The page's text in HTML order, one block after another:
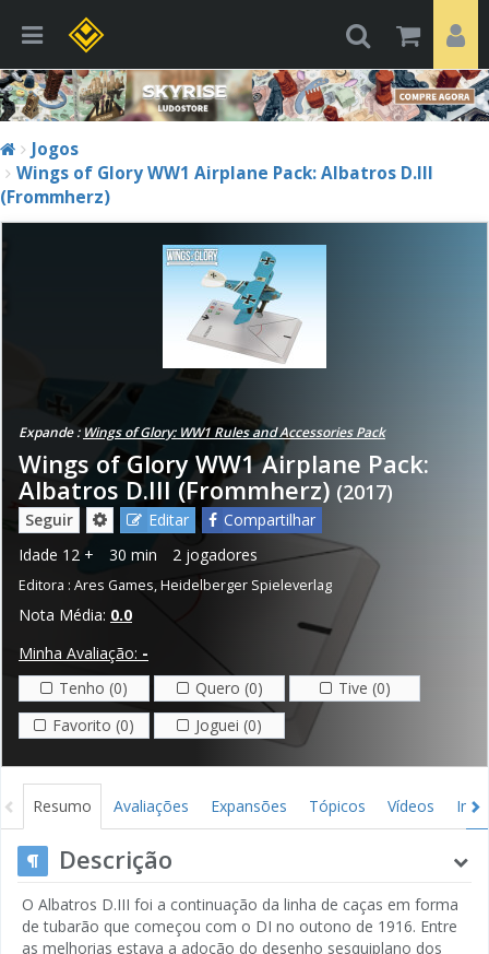
Jogos
Wings of Glory WW1 Airplane Pack: Albatros D.III
(Frommherz)
Expande :Wings of Glory: WW1 Rules and Accessories Pack
Wings of Glory WW1 Airplane Pack:
Albatros D.III (Frommherz) (2017)
Seguir Editar
Compartilhar
Idade 12 + 30 min 2 jogadores
Editora : Ares Games,Heidelberger Spieleverlag
Nota Média: 0.0
Minha Avaliação: -
Tenho (0)
Quero (0)
Tive (0)
Favorito (0)
Joguei (0)
Resumo Avaliações Expansões Tópicos Vídeos
Descrição
O Albatros D.III foi a continuação da linha de caças em forma
de tubarão que começou com o DI no outono de 1916. Entre
as melhorias estava a adoção do desenho sesquiplano dos